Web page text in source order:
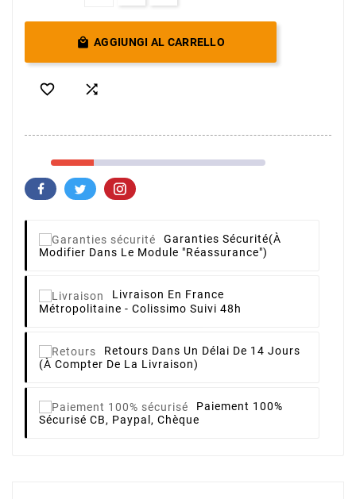
 AGGIUNGI AL CARRELLO
 
Garanties Sécurité(à
Modifier Dans Le Module "Réassurance")
Livraison En France
Métropolitaine - Colissimo Suivi 48h
Retours Dans Un Délai De 14 Jours
(à Compter De La Livraison)
Paiement 100%
Sécurisé CB, Paypal, Chèque